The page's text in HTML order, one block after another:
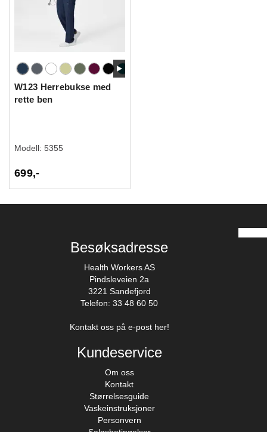
W123 Herrebukse med
rette ben
Modell: 5355
699,-
Besøksadresse
Health Workers AS
Pindsleveien 2a
3221 Sandefjord
Telefon: 33 48 60 50
Kontakt oss på e-post her!
Kundeservice
Om oss
Kontakt
Størrelsesguide
Vaskeinstruksjoner
Personvern